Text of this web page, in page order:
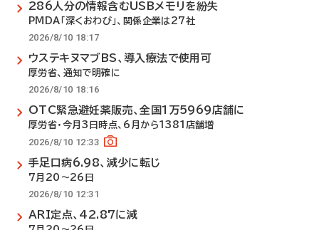
286人分の情報含むUSBメモリを紛失
PMDA「深くおわび」、関係企業は27社
2026/8/10 18:17
ウステキヌマブBS、導入療法で使用可
厚労省、通知で明確に
2026/8/10 18:16
OTC緊急避妊薬販売、全国1万5969店舗に
厚労省・今月3日時点、6月から1381店舗増
2026/8/10 12:33
手足口病6.98、減少に転じ
7月20～26日
2026/8/10 12:31
ARI定点、42.87に減